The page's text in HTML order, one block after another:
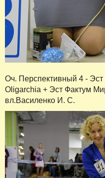
Оч. Перспективный 4 -
Oligarchia + Эст Фактум
вл.Василенко И. С.